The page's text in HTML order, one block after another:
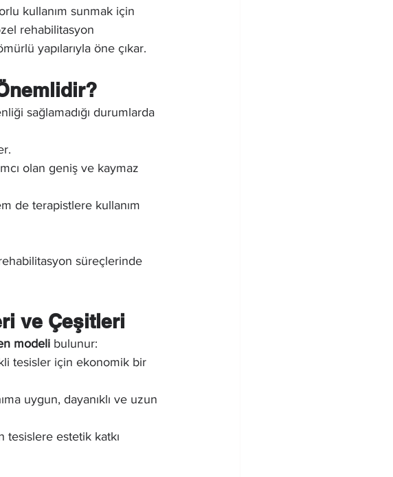
kullanım sunmak için
rehabilitasyon
yapılarıyla öne çıkar.
sağlamadığı durumlarda
olan geniş ve kaymaz
de terapistlere kullanım
süreçlerinde
ve Çeşitleri
modeli bulunur:
tesisler için ekonomik bir
uygun, dayanıklı ve uzun
tesislere estetik katkı